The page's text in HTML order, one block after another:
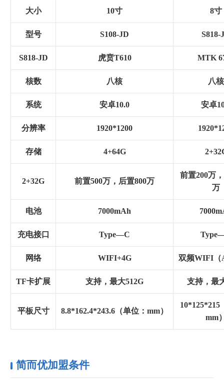
大小 10寸 8寸
型号 S108-JD S818-
S818-JD 虎贲T610 MTK
核数 八核 八核
系统 安卓10.0 安卓
分辨率 1920*1200
存储 4+64G
2+32G 前置500万，后置800万
前置200万
万
电池 7000mAh
充电接口 Type—C
网络 WIFI+4G 双频WIFI（
TF卡扩展 支持，最大512G 支持，最
平板尺寸 8.8*162.4*243.6（单位：mm）
10*125*215
mm
简而优加盟条件